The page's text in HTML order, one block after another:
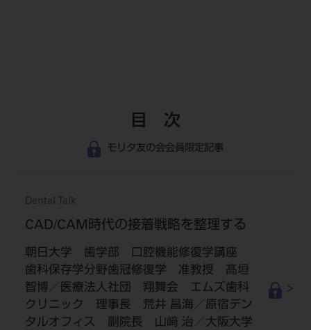
目 次
モリタ友の会会員限定記事
Dental Talk
CAD/CAM時代の接着戦略を整理する
朝日大学 歯学部 口腔機能修復学講座
歯科保存学分野歯冠修復学 准教授 髙垣
智博／医療法人社団 翔舞会 エムズ歯科
クリニック 理事長 荒井 昌海／原宿デン
タルオフィス 副院長 山﨑 治／大阪大学